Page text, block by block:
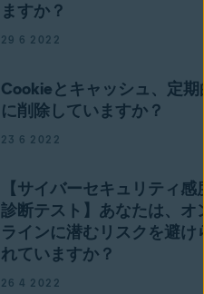
ますか？
29 6 2022
Cookieとキャッシュ、定期
に削除していますか？
23 6 2022
【サイバーセキュリティ感
診断テスト】あなたは、オ
ラインに潜むリスクを避け
れていますか？
26 4 2022